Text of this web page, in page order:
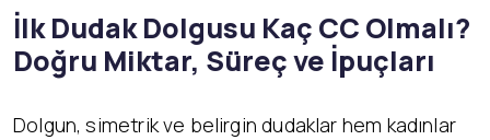
İlk Dudak Dolgusu Kaç CC Olmalı?
Doğru Miktar, Süreç ve İpuçları
Dolgun, simetrik ve belirgin dudaklar hem kadınlar